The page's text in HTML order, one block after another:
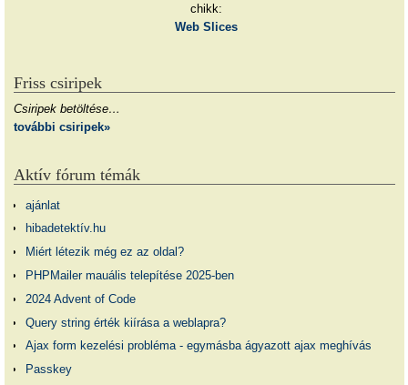
chikk:
Web Slices
Friss csiripek
Csiripek betöltése…
további csiripek»
Aktív fórum témák
ajánlat
hibadetektív.hu
Miért létezik még ez az oldal?
PHPMailer mauális telepítése 2025-ben
2024 Advent of Code
Query string érték kiírása a weblapra?
Ajax form kezelési probléma - egymásba ágyazott ajax meghívás
Passkey